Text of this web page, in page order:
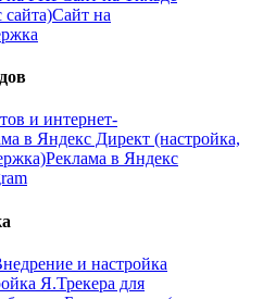
сайта)Сайт на
и интернет-
в Яндекс Директ (настройка,
Реклама в Яндекс
и настройка
Я.Трекера для